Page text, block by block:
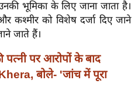
भूमिका के लिए जाना जाता है।
को विशेष दर्जा दिए जाने
जाते हैं।
पर आरोपों के बाद
बोले- 'जांच में पूरा